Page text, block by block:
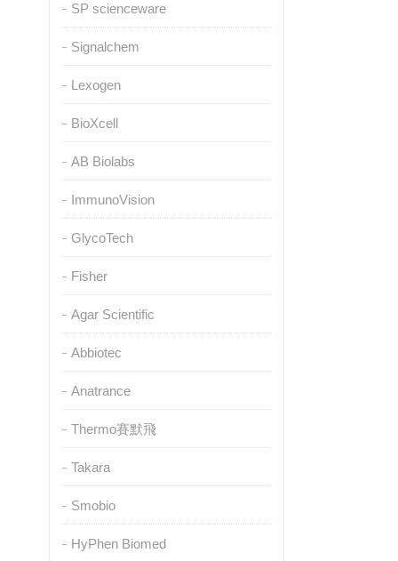
SP scienceware
Signalchem
Lexogen
BioXcell
AB Biolabs
ImmunoVision
GlycoTech
Fisher
Agar Scientific
Abbiotec
Anatrance
Thermo賽默飛
Takara
Smobio
HyPhen Biomed